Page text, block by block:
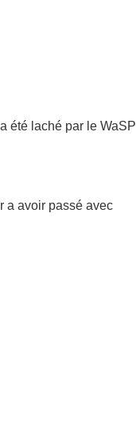
été laché par le WaSP
a avoir passé avec